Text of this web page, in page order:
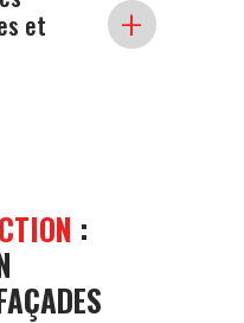
et la
historiques, +
et
: